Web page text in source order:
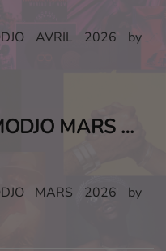
AVRIL 2026 by
PLAY ! OMODJO MARS 2026
MARS 2026 by